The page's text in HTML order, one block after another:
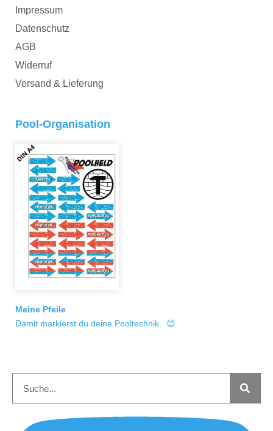
Impressum
Datenschutz
AGB
Widerruf
Versand & Lieferung
Pool-Organisation
Meine Pfeile
Damit markierst du deine Pooltechnik. 😊